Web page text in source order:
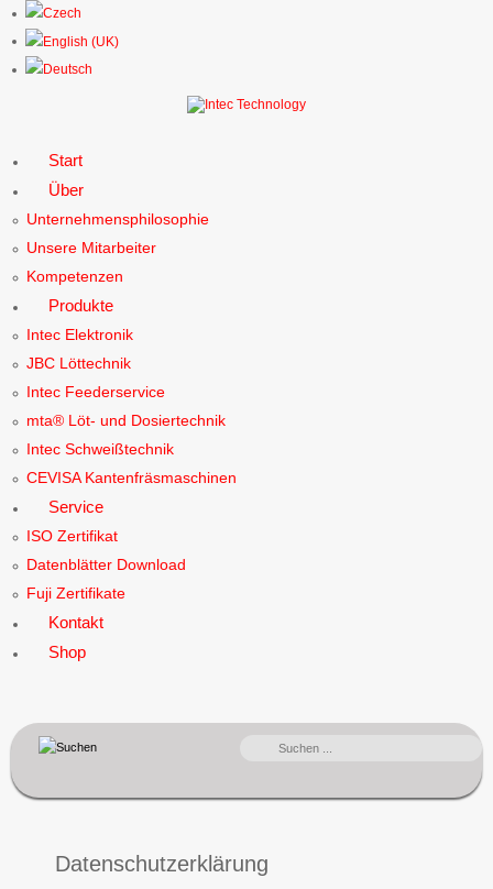
Start
Über
Unternehmensphilosophie
Unsere Mitarbeiter
Kompetenzen
Produkte
Intec Elektronik
JBC Löttechnik
Intec Feederservice
mta® Löt- und Dosiertechnik
Intec Schweißtechnik
CEVISA Kantenfräsmaschinen
Service
ISO Zertifikat
Datenblätter Download
Fuji Zertifikate
Kontakt
Shop
SUCHEN
Datenschutzerklärung